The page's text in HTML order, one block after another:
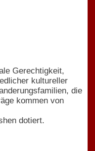
Gerechtigkeit,
kultureller
die
kommen von
dotiert.